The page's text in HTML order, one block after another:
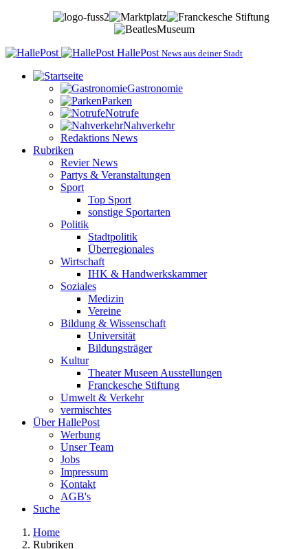
HallePost News aus deiner Stadt
Gastronomie
Parken
Notrufe
Nahverkehr
Redaktions News
Rubriken
Revier News
Partys & Veranstaltungen
Sport
Top Sport
sonstige Sportarten
Politik
Stadtpolitik
Überregionales
Wirtschaft
IHK & Handwerkskammer
Soziales
Medizin
Vereine
Bildung & Wissenschaft
Universität
Bildungsträger
Kultur
Theater Museen Ausstellungen
Franckesche Stiftung
Umwelt & Verkehr
vermischtes
Über HallePost
Werbung
Unser Team
Jobs
Impressum
Kontakt
AGB's
Suche
Home
Rubriken